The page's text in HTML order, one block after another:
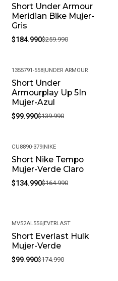
-29%
Short Under Armour
Meridian Bike Mujer-
Gris
$184.990$259.990
-29%
1355791-558|UNDER ARMOUR
Short Under
Armourplay Up 5In
Mujer-Azul
$99.990$139.990
-18%
CU8890-379|NIKE
Short Nike Tempo
Mujer-Verde Claro
$134.990$164.990
-43%
MV52AL556|EVERLAST
Short Everlast Hulk
Mujer-Verde
$99.990$174.990